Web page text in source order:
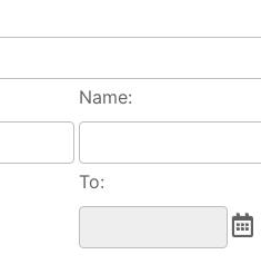
Name:
To: